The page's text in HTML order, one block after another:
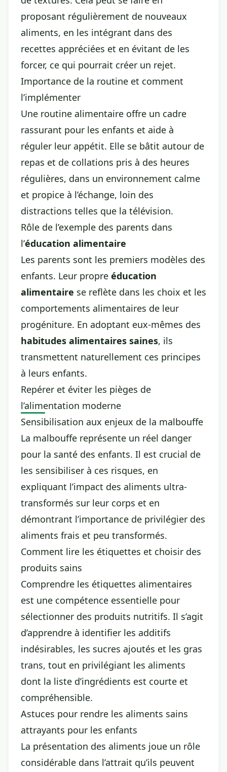
proposant régulièrement de nouveaux
aliments, en les intégrant dans des
recettes appréciées et en évitant de les
forcer, ce qui pourrait créer un rejet.
Importance de la routine et comment
l’implémenter
Une routine alimentaire offre un cadre
rassurant pour les enfants et aide à
réguler leur appétit. Elle se bâtit autour de
repas et de collations pris à des heures
régulières, dans un environnement calme
et propice à l’échange, loin des
distractions telles que la télévision.
Rôle de l’exemple des parents dans
l’éducation alimentaire
Les parents sont les premiers modèles des
enfants. Leur propre éducation
alimentaire se reflète dans les choix et les
comportements alimentaires de leur
progéniture. En adoptant eux-mêmes des
habitudes alimentaires saines, ils
transmettent naturellement ces principes
à leurs enfants.
Repérer et éviter les pièges de
l’alimentation moderne
Sensibilisation aux enjeux de la malbouffe
La malbouffe représente un réel danger
pour la santé des enfants. Il est crucial de
les sensibiliser à ces risques, en
expliquant l’impact des aliments ultra-
transformés sur leur corps et en
démontrant l’importance de privilégier des
aliments frais et peu transformés.
Comment lire les étiquettes et choisir des
produits sains
Comprendre les étiquettes alimentaires
est une compétence essentielle pour
sélectionner des produits nutritifs. Il s’agit
d’apprendre à identifier les additifs
indésirables, les sucres ajoutés et les gras
trans, tout en privilégiant les aliments
dont la liste d’ingrédients est courte et
compréhensible.
Astuces pour rendre les aliments sains
attrayants pour les enfants
La présentation des aliments joue un rôle
considérable dans l’attrait qu’ils peuvent